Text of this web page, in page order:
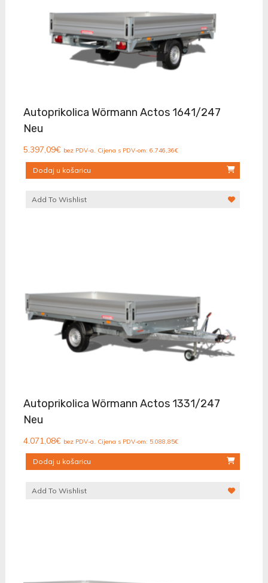
Autoprikolica Wörmann Actos 1641/247
Neu
5.397,09€ bez PDV-a. Cijena s PDV-om: 6.746,36€
Dodaj u košaricu
Add To Wishlist
Autoprikolica Wörmann Actos 1331/247
Neu
4.071,08€ bez PDV-a. Cijena s PDV-om: 5.088,85€
Dodaj u košaricu
Add To Wishlist